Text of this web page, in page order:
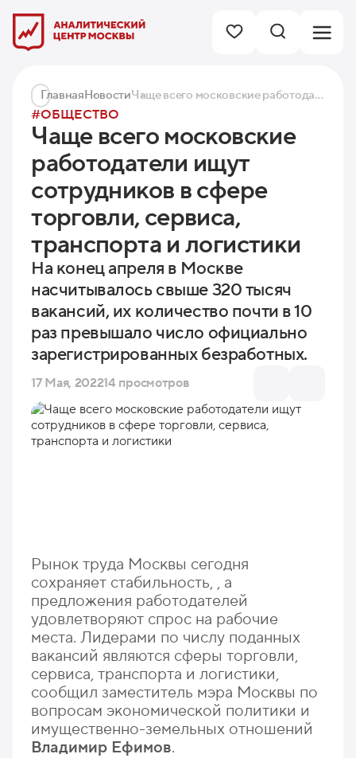
ГлавнаяНовости Чаще всего московские работодатели ищут сотрудников в сфере торговли, сервиса, транспорта и логистики
#ОБЩЕСТВО
Чаще всего московские
работодатели ищут
сотрудников в сфере
торговли, сервиса,
транспорта и логистики
На конец апреля в Москве
насчитывалось свыше 320 тысяч
вакансий, их количество почти в 10
раз превышало число официально
зарегистрированных безработных.
17 Мая, 202214 просмотров
Рынок труда Москвы сегодня
сохраняет стабильность, , а
предложения работодателей
удовлетворяют спрос на рабочие
места. Лидерами по числу поданных
вакансий являются сферы торговли,
сервиса, транспорта и логистики,
сообщил заместитель мэра Москвы по
вопросам экономической политики и
имущественно-земельных отношений
Владимир Ефимов.